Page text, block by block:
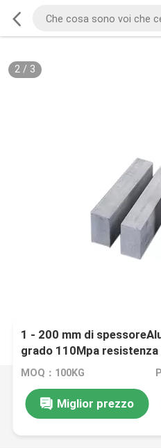
2/ 3
1 - 200 mm di
grado 110Mpa
MOQ：100KG
Miglior prezzo